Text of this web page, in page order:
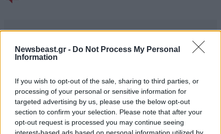
Newsbeast.gr - Do Not Process My Personal
Information
If you wish to opt-out of the sale, sharing to third parties, or
processing of your personal or sensitive information for
targeted advertising by us, please use the below opt-out
section to confirm your selection. Please note that after your
opt-out request is processed you may continue seeing
interest-based ads based on personal information utilized by